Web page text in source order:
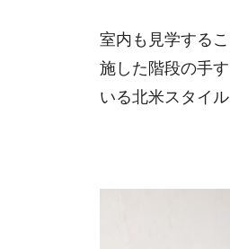
室内も見学する
施した階段の手
いる北米スタイ